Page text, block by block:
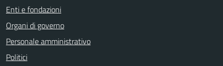
Enti e fondazioni
Organi di governo
Personale amministrativo
Politici